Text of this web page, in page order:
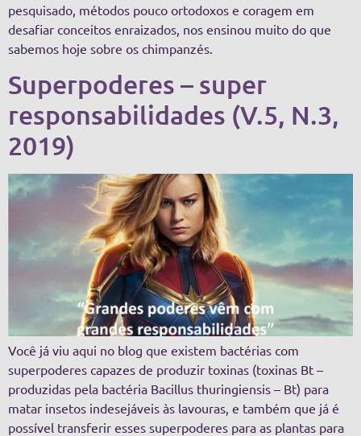
pesquisado, métodos pouco ortodoxos e coragem em
desafiar conceitos enraizados, nos ensinou muito do que
sabemos hoje sobre os chimpanzés.
Superpoderes – super
responsabilidades (V.5, N.3,
2019)
Você já viu aqui no blog que existem bactérias com
superpoderes capazes de produzir toxinas (toxinas Bt –
produzidas pela bactéria Bacillus thuringiensis – Bt) para
matar insetos indesejáveis às lavouras, e também que já é
possível transferir esses superpoderes para as plantas para